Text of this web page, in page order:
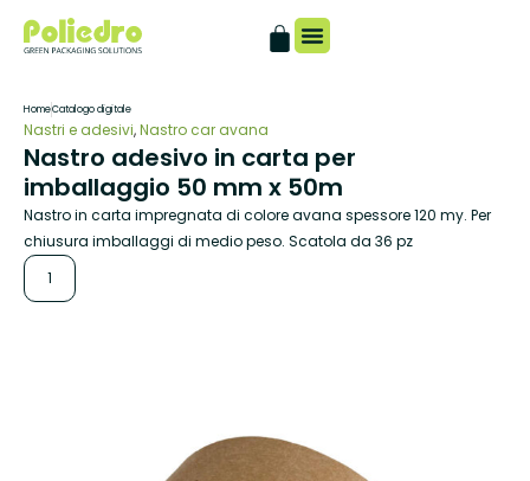
HomeCatalogo digitale
Nastri e adesivi,Nastro car avana
Nastro adesivo in carta per
imballaggio 50 mm x 50m
Nastro in carta impregnata di colore avana spessore 120 my. Per
chiusura imballaggi di medio peso. Scatola da 36 pz